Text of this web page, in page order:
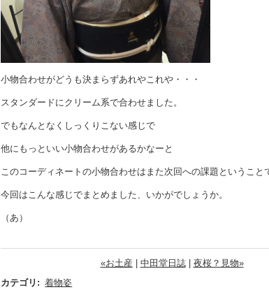
小物合わせがどうも決まらずあれやこれや・・・
スタンダードにクリーム系で合わせました。
でもなんとなくしっくりこない感じで
他にもっといい小物合わせがあるかなーと
このコーディネートの小物合わせはまた次回への課題ということ
今回はこんな感じでまとめました、いかがでしょうか。
（あ）
«お土産 | 中田堂日誌| 夜桜？見物»
カテゴリ : 着物姿